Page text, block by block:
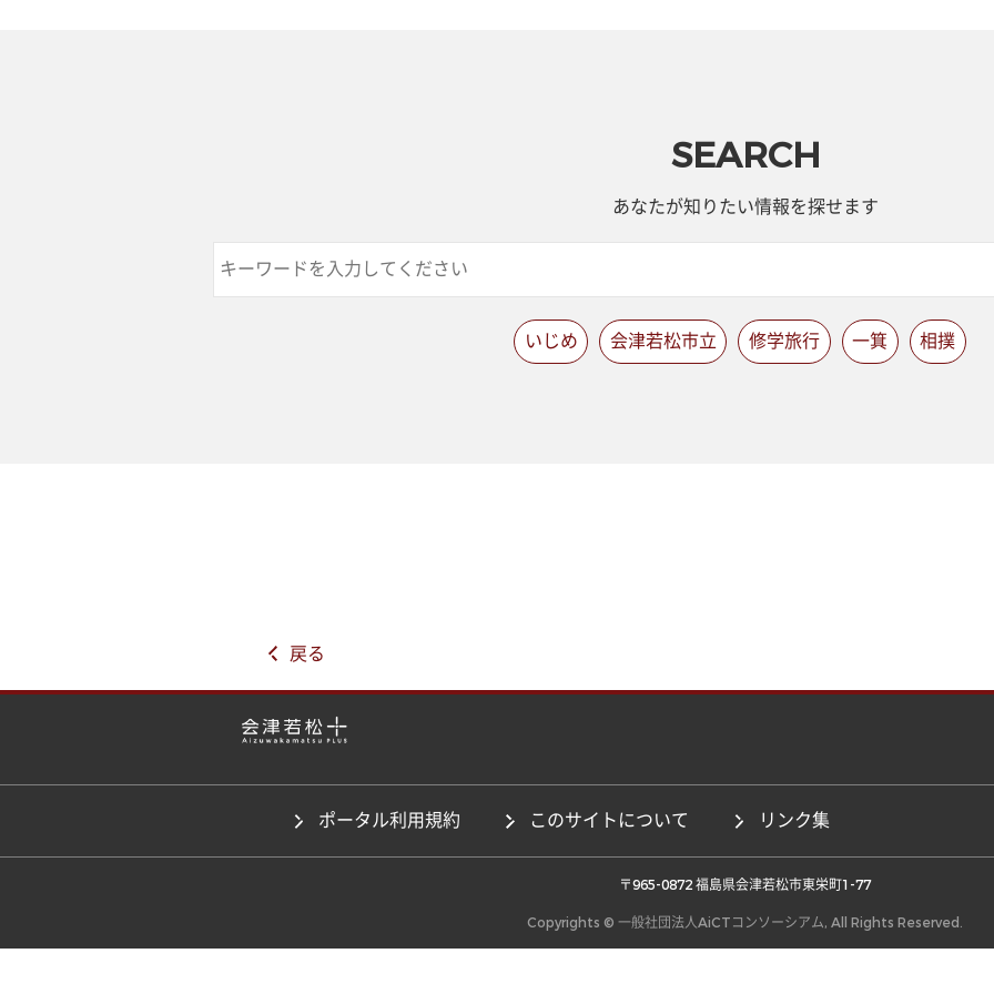
SEARCH
あなたが知りたい情報を探せます
いじめ 会津若松市立 修学旅行 一箕 相撲
戻る
ポータル利用規約 このサイトについて リンク集
〒965-0872 福島県会津若松市東栄町1-77
Copyrights © 一般社団法人AiCTコンソーシアム, All Rights Reserved.